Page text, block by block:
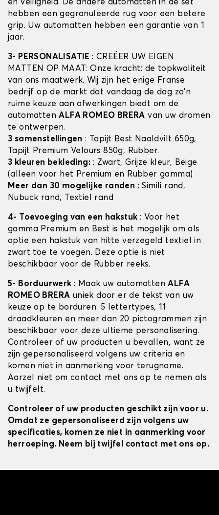
en veiligheid. De andere automatten in de set
hebben een gegranuleerde rug voor een betere
grip. Uw automatten hebben een garantie van 1
jaar.
3- PERSONALISATIE: CREËER UW EIGEN
MATTEN OP MAAT: Onze kracht: de topkwaliteit
van ons maatwerk. Wij zijn het enige Franse
bedrijf op de markt dat vandaag de dag zo'n
ruime keuze aan afwerkingen biedt om de
automattenALFA ROMEO BRERA van uw dromen
te ontwerpen.
3 samenstellingen : Tapijt Best Naaldvilt 650g,
Tapijt Premium Velours 850g, Rubber.
3 kleuren bekleding: : Zwart, Grijze kleur, Beige
(alleen voor het Premium en Rubber gamma)
Meer dan 30 mogelijke randen : Simili rand,
Nubuck rand, Textiel rand
4- Toevoeging van een hakstuk : Voor het
gamma Premium en Best is het mogelijk om als
optie een hakstuk van hitte verzegeld textiel in
zwart toe te voegen. Deze optie is niet
beschikbaar voor de Rubber reeks.
5- Borduurwerk : Maak uw automattenALFA
ROMEO BRERA uniek door er de tekst van uw
keuze op te borduren: 5 lettertypes, 11
draadkleuren en meer dan 20 pictogrammen zijn
beschikbaar voor deze ultieme personalisering.
Controleer of uw producten u bevallen, want ze
zijn gepersonaliseerd volgens uw criteria en
komen niet in aanmerking voor terugname.
Aarzel niet om contact met ons op te nemen als
u twijfelt.
Controleer of uw producten geschikt zijn voor u.
Omdat ze gepersonaliseerd zijn volgens uw
specificaties, komen ze niet in aanmerking voor
herroeping. Neem bij twijfel contact met ons op.